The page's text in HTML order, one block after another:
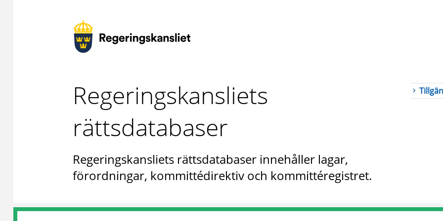
Regeringskansliets
rättsdatabaser
Regeringskansliets rättsdatabaser innehåller lagar,
förordningar, kommittédirektiv och kommittéregistret.